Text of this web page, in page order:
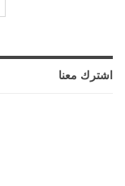
اشترك معنا